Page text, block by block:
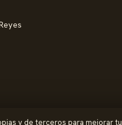
y de terceros para mejorar tu